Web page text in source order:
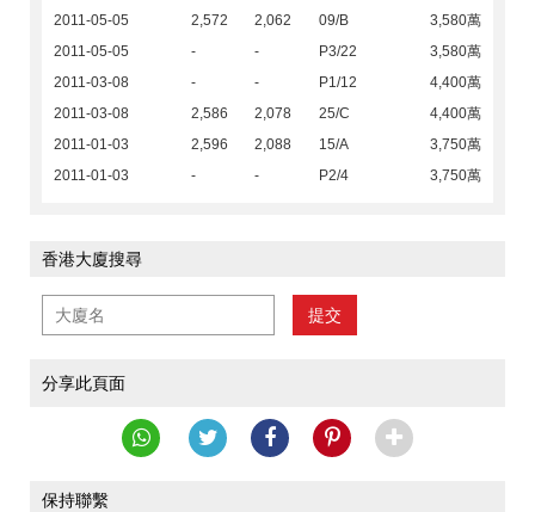
2011-05-05
2,572 2,062 09/B
3,580萬
2011-05-05
- - P3/22
3,580萬
2011-03-08
- - P1/12
4,400萬
2011-03-08
2,586 2,078 25/C
4,400萬
2011-01-03
2,596 2,088 15/A
3,750萬
2011-01-03
- - P2/4 3,750萬
香港大廈搜尋
提交
分享此頁面
保持聯繫